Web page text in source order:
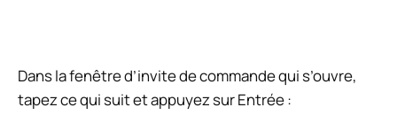
Dans la fenêtre d’invite de commande qui s’ouvre,
tapez ce qui suit et appuyez sur Entrée :